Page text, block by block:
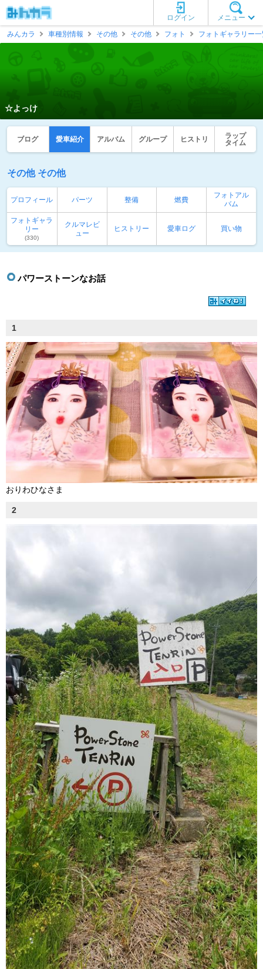
メニュー
ログイン
みんカラ
車種別情報 その他 その他 フォト フォトギャラリー
☆よっけ
ブログ 愛車紹介 アルバム グループ ヒストリ
ラップ
タイム
その他 その他
プロフィール パーツ 整備 燃費
フォトアル
バム
フォトギャラ
リー
(330)
クルマレビ
ュー
ヒストリー 愛車ログ 買い物
パワーストーンなお話
1
おりわひなさま
2